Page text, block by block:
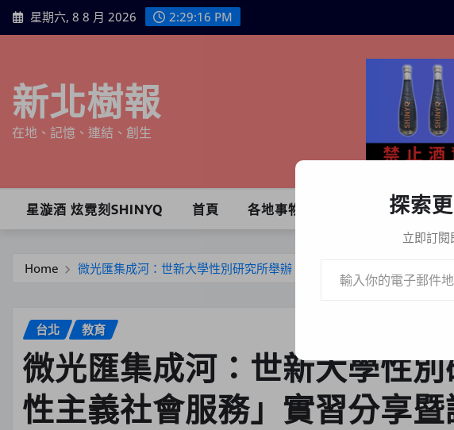
Skip
to
星期六, 8 8 月 2026 2:29:17 PM
新北樹報
在地、記憶、連結、創生
星漩酒 炫霓刻SHINYQ 首頁 各地事物 生活百態
Home 微光匯集成河：世新大學性別研究所舉辦「女性主義社會服務」實習分
台北 教育
微光匯集成河：世新大學性
性主義社會服務」實習分享
探索
立即訂閱